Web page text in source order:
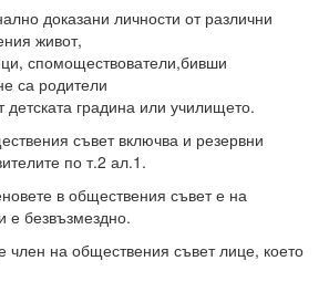
доказани личности от различни
живот,
спомоществователи,бивши
са родители
детската градина или училището.
съвет включва и резервни
по т.2 ал.1.
в обществения съвет е на
е безвъзмездно.
на обществения съвет лице, което